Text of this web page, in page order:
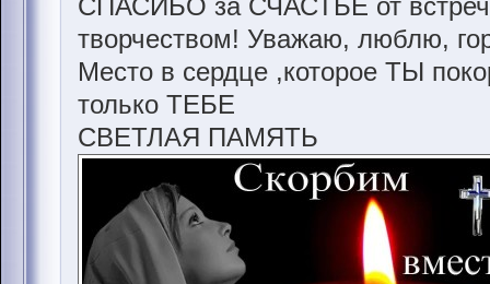
СПАСИБО за СЧАСТЬЕ от
творчеством! Уважаю, люблю,
Место в сердце ,которое ТЫ
только ТЕБЕ
СВЕТЛАЯ ПАМЯТЬ